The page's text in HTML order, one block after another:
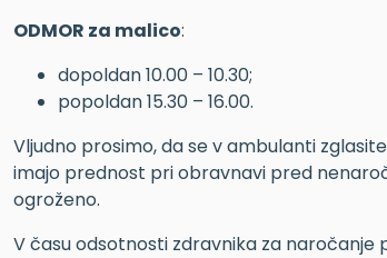
ODMOR za malico:
dopoldan 10.00 – 10.30;
popoldan 15.30 – 16.00.
Vljudno prosimo, da se v ambulanti
imajo prednost pri obravnavi pred
ogroženo.
V času odsotnosti zdravnika za